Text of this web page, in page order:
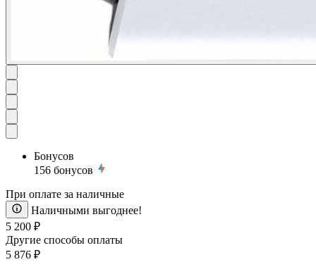
Бонусов
156 бонусов
При оплате за наличные
Наличными выгоднее!
5 200 ₽
Другие способы оплаты
5 876 ₽